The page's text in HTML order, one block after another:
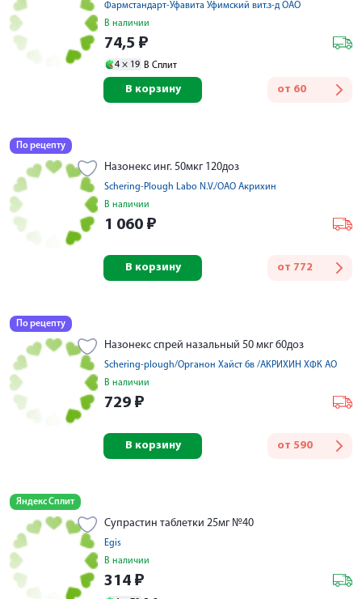
Фармстандарт-Уфавита Уфимский вит.з-д ОАО
В наличии
74,5 ₽
4 × 19 В Сплит
от 60
В корзину
По рецепту
Назонекс инг. 50мкг 120доз
Schering-Plough Labo N.V./ОАО Акрихин
В наличии
1 060 ₽
от 772
В корзину
По рецепту
Назонекс спрей назальный 50 мкг 60доз
Schering-plough/Органон Хайст бв /АКРИХИН ХФК АО
В наличии
729 ₽
от 590
В корзину
Яндекс Сплит
Супрастин таблетки 25мг №40
Egis
В наличии
314 ₽